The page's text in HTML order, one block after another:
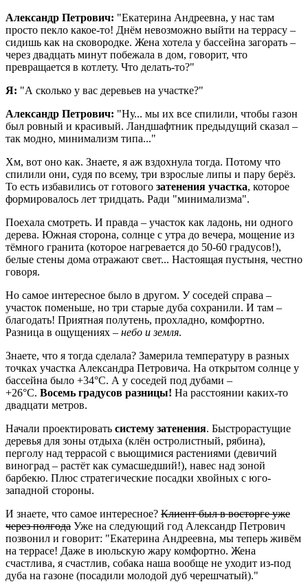
Александр Петрович: "Екатерина Андреевна, у нас там
просто пекло какое-то! Днём невозможно выйти на террасу –
сидишь как на сковородке. Жена хотела у бассейна загорать –
через двадцать минут побежала в дом, говорит, что
превращается в котлету. Что делать-то?"
Я: "А сколько у вас деревьев на участке?"
Александр Петрович: "Ну... мы их все спилили, чтобы газон
был ровный и красивый. Ландшафтник предыдущий сказал –
так модно, минимализм типа..."
Хм, вот оно как. Знаете, я аж вздохнула тогда. Потому что
спилили они, судя по всему, три взрослые липы и пару берёз.
То есть избавились от готового затенения участка, которое
формировалось лет тридцать. Ради "минимализма".
Поехала смотреть. И правда – участок как ладонь, ни одного
дерева. Южная сторона, солнце с утра до вечера, мощение из
тёмного гранита (которое нагревается до 50-60 градусов!),
белые стены дома отражают свет... Настоящая пустыня, честно
говоря.
Но самое интересное было в другом. У соседей справа –
участок поменьше, но три старые дуба сохранили. И там –
благодать! Приятная полутень, прохладно, комфортно.
Разница в ощущениях – небо и земля.
Знаете, что я тогда сделала? Замерила температуру в разных
точках участка Александра Петровича. На открытом солнце у
бассейна было +34°C. А у соседей под дубами –
+26°C. Восемь градусов разницы! На расстоянии каких-то
двадцати метров.
Начали проектировать систему затенения. Быстрорастущие
деревья для зоны отдыха (клён остролистный, рябина),
перголу над террасой с вьющимися растениями (девичий
виноград – растёт как сумасшедший!), навес над зоной
барбекю. Плюс стратегические посадки хвойных с юго-
западной стороны.
И знаете, что самое интересное? Клиент был в восторге уже
через полгода Уже на следующий год Александр Петрович
позвонил и говорит: "Екатерина Андреевна, мы теперь живём
на террасе! Даже в июльскую жару комфортно. Жена
счастлива, я счастлив, собака наша вообще не уходит из-под
дуба на газоне (посадили молодой дуб черешчатый)."